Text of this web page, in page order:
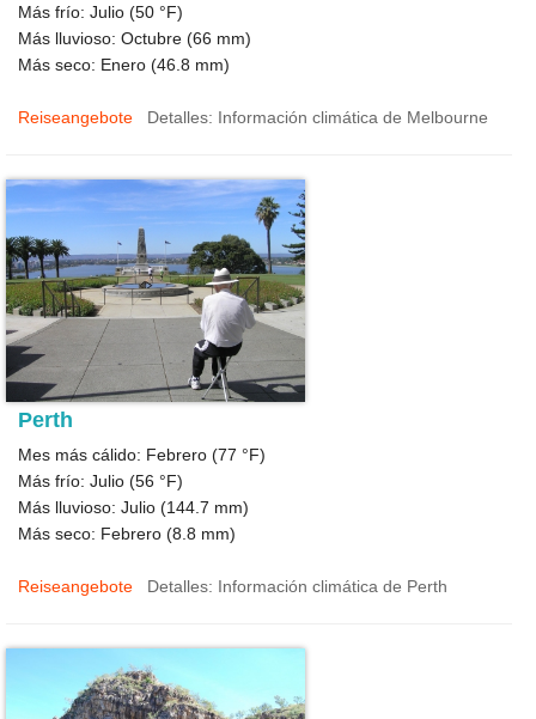
Más frío: Julio (50 °F)
Más lluvioso: Octubre (66 mm)
Más seco: Enero (46.8 mm)
Reiseangebote Detalles: Información climática de Melbourne
Perth
Mes más cálido: Febrero (77 °F)
Más frío: Julio (56 °F)
Más lluvioso: Julio (144.7 mm)
Más seco: Febrero (8.8 mm)
Reiseangebote Detalles: Información climática de Perth